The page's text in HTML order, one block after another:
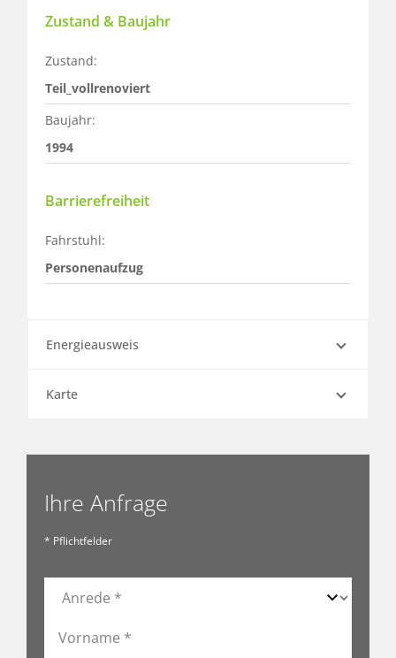
Zustand & Baujahr
Zustand:
Teil_vollrenoviert
Baujahr:
1994
Barrierefreiheit
Fahrstuhl:
Personenaufzug
Energieausweis
Karte
Ihre Anfrage
* Pflichtfelder